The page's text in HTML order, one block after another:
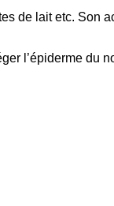
de lait etc. Son
l’épiderme du